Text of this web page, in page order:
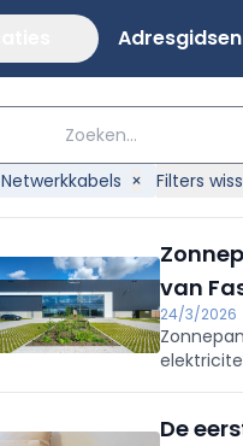
Adresgidsen
Netwerkkabels × Filters
van
24/3/2026
De